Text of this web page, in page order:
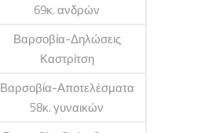
69κ. ανδρών
Βαρσοβία-Δηλώσεις
Καστρίτση
Βαρσοβία-Αποτελέσματα
58κ. γυναικών